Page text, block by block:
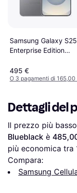
Samsung Galaxy S25
Enterprise Edition
495 €
O 3 pagamenti di 165,00
Dettagli del
Il prezzo più
Blueblack è
più economica tra
Compara:
Samsung